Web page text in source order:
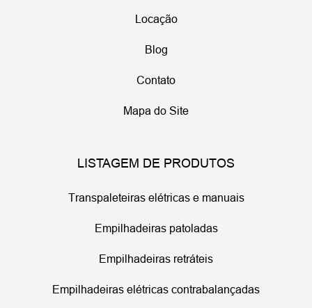
Locação
Blog
Contato
Mapa do Site
LISTAGEM DE PRODUTOS
Transpaleteiras elétricas e manuais
Empilhadeiras patoladas
Empilhadeiras retráteis
Empilhadeiras elétricas contrabalançadas